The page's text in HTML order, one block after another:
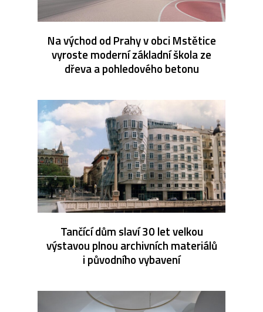
Na východ od Prahy v obci Mstětice
vyroste moderní základní škola ze
dřeva a pohledového betonu
Tančící dům slaví 30 let velkou
výstavou plnou archivních materiálů
i původního vybavení